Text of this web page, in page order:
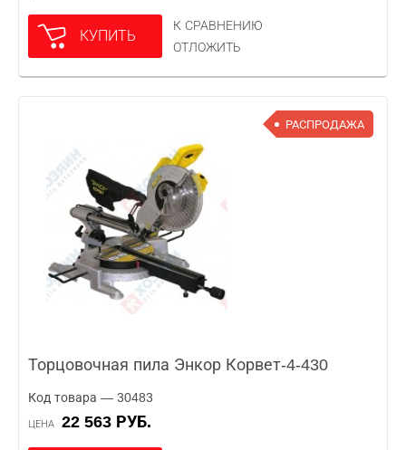
КУПИТЬ
К СРАВНЕНИЮ
ОТЛОЖИТЬ
РАСПРОДАЖА
Торцовочная пила Энкор Корвет-4-430
Код товара — 30483
ЦЕНА 22 563 РУБ.